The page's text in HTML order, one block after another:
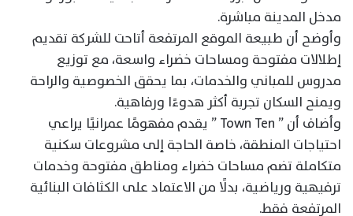
مدخل المدينة مباشرة.
وأوضح أن طبيعة الموقع المرتفعة أتاحت للشركة تقديم
إطلالات مفتوحة ومساحات خضراء واسعة، مع توزيع
مدروس للمباني والخدمات، بما يحقق الخصوصية والراحة
ويمنح السكان تجربة أكثر هدوءًا ورفاهية.
وأضاف أن ” Town Ten ” يقدم مفهومًا عمرانيًا يراعي
احتياجات المنطقة، خاصة الحاجة إلى مشروعات سكنية
متكاملة تضم مساحات خضراء ومناطق مفتوحة وخدمات
ترفيهية ورياضية، بدلًا من الاعتماد على الكثافات البنائية
المرتفعة فقط.